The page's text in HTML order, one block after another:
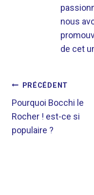
nous
de cet
DE
PRÉCÉDENT
Pourquoi Bocchi le
Rocher ! est-ce si
populaire ?